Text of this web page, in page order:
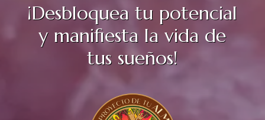
¡Desbloquea tu potencial
y manifiesta la vida de
tus sueños!